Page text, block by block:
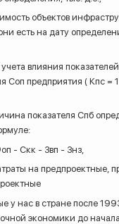
объектов
есть на дату
влияния
Соп предприятия ( Кпс =
показателя Спб
- Фоп - Скк - Звп -
на предпроектные,
у нас в стране после
экономики до начала